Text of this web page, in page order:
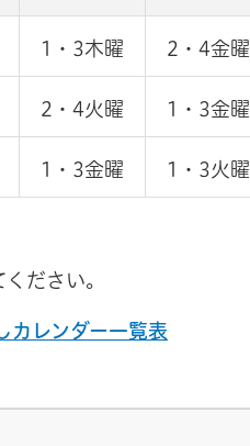
1・3木曜 2・4金曜
2・4火曜 1・3金曜
1・3金曜 1・3火曜
ださい。
カレンダー一覧表